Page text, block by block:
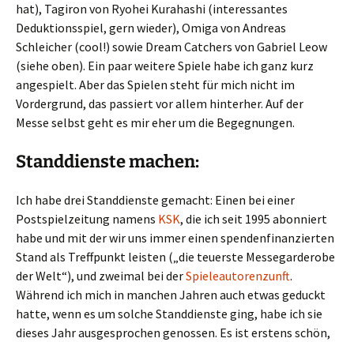
hat), Tagiron von Ryohei Kurahashi (interessantes
Deduktionsspiel, gern wieder), Omiga von Andreas
Schleicher (cool!) sowie Dream Catchers von Gabriel Leow
(siehe oben). Ein paar weitere Spiele habe ich ganz kurz
angespielt. Aber das Spielen steht für mich nicht im
Vordergrund, das passiert vor allem hinterher. Auf der
Messe selbst geht es mir eher um die Begegnungen.
Standdienste machen:
Ich habe drei Standdienste gemacht: Einen bei einer
Postspielzeitung namens KSK, die ich seit 1995 abonniert
habe und mit der wir uns immer einen spendenfinanzierten
Stand als Treffpunkt leisten („die teuerste Messegarderobe
der Welt“), und zweimal bei derSpieleautorenzunft.
Während ich mich in manchen Jahren auch etwas geduckt
hatte, wenn es um solche Standdienste ging, habe ich sie
dieses Jahr ausgesprochen genossen. Es ist erstens schön,